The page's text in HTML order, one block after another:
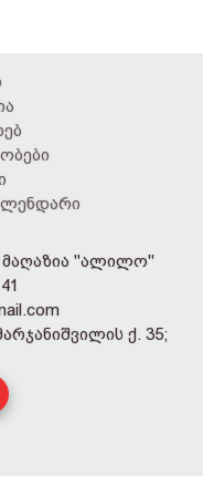
მაღაზია "ალილო"
ქ. 35;